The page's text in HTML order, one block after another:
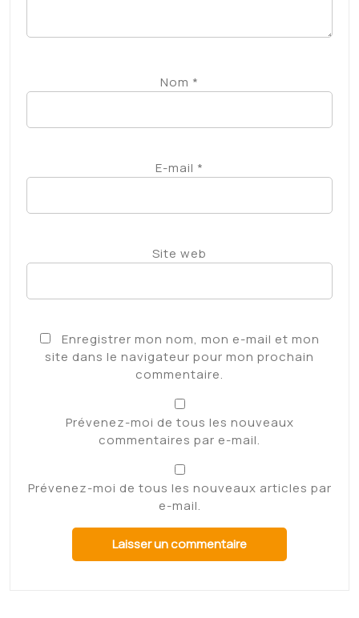
Nom *
E-mail *
Site web
Enregistrer mon nom, mon e-mail et mon
site dans le navigateur pour mon prochain
commentaire.
Prévenez-moi de tous les nouveaux
commentaires par e-mail.
Prévenez-moi de tous les nouveaux articles par
e-mail.